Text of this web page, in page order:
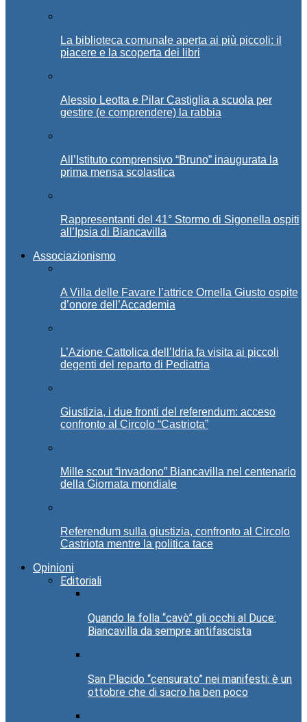
La biblioteca comunale aperta ai più piccoli: il
piacere e la scoperta dei libri
Alessio Leotta e Pilar Castiglia a scuola per
gestire (e comprendere) la rabbia
All’Istituto comprensivo “Bruno” inaugurata la
prima mensa scolastica
Rappresentanti del 41° Stormo di Sigonella ospiti
all’Ipsia di Biancavilla
Associazionismo
A Villa delle Favare l’attrice Ornella Giusto ospite
d’onore dell’Accademia
L’Azione Cattolica dell’Idria fa visita ai piccoli
degenti del reparto di Pediatria
Giustizia, i due fronti del referendum: acceso
confronto al Circolo “Castriota”
Mille scout “invadono” Biancavilla nel centenario
della Giornata mondiale
Referendum sulla giustizia, confronto al Circolo
Castriota mentre la politica tace
Opinioni
Editoriali
Quando la folla “cavò” gli occhi al Duce:
Biancavilla da sempre antifascista
San Placido “censurato” nei manifesti: è un
ottobre che di sacro ha ben poco